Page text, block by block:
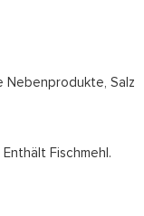
Nebenprodukte, Salz
Fischmehl.